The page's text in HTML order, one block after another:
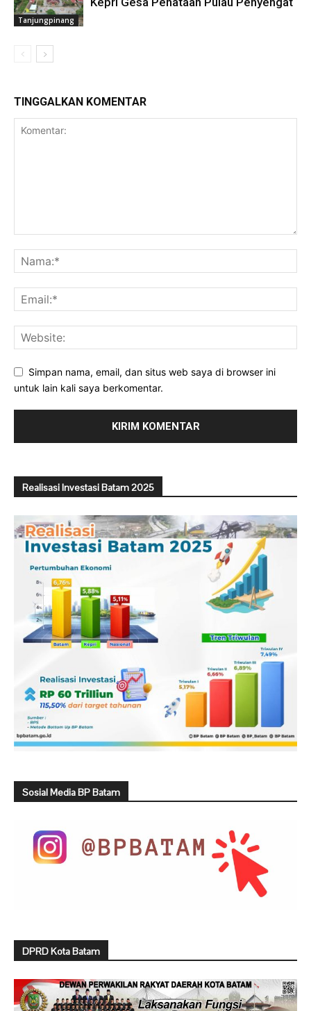
Tanjungpinang
TINGGALKAN KOMENTAR
Simpan nama, email, dan situs web saya di browser ini
untuk lain kali saya berkomentar.
Realisasi Investasi Batam 2025
Sosial Media BP Batam
DPRD Kota Batam